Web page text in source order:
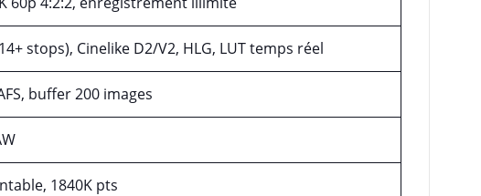
stops), Cinelike D2/V2, HLG, LUT temps réel
buffer 200 images
1840K pts